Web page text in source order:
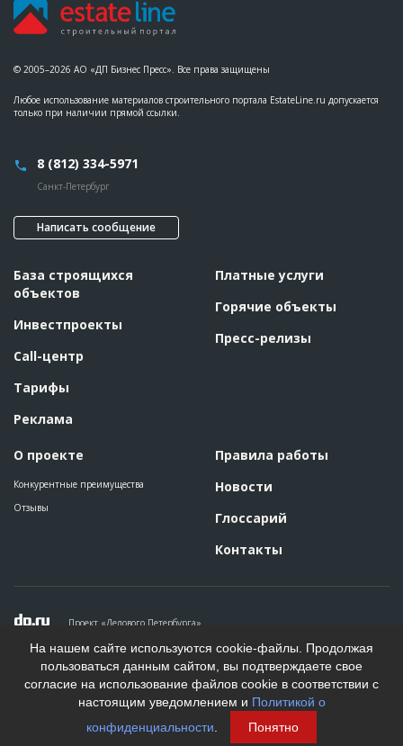
© 2005–2026 АО «ДП Бизнес Пресс». Все права защищены
Любое использование материалов строительного портала EstateLine.ru допускается
только при наличии прямой ссылки.
8 (812) 334-5971
Санкт-Петербург
Написать сообщение
База строящихся
объектов
Инвестпроекты
Call-центр
Тарифы
Реклама
О проекте
Конкурентные преимущества
Отзывы
Платные услуги
Горячие объекты
Пресс-релизы
Правила работы
Новости
Глоссарий
Контакты
Проект «Делового Петербурга»
Политика конфиденциальности
Пользовательское соглашение
На информационном ресурсе применяются рекомендательные
технологии. Подробнее.
Создание сайта
На нашем сайте используются cookie-файлы. Продолжая
пользоваться данным сайтом, вы подтверждаете свое
согласие на использование файлов cookie в соответствии с
настоящим уведомлением и Политикой о
конфиденциальности
Понятно